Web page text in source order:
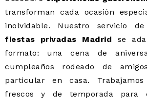
transforman cada ocasión
inolvidable. Nuestro servicio de
fiestas privadas Madrid se
formato: una cena de
cumpleaños rodeado de
particular en casa.
frescos y de temporada para